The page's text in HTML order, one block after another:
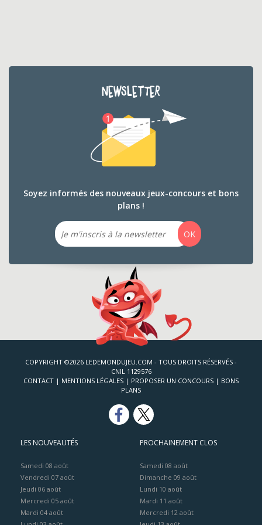
NEWSLETTER
Soyez informés des nouveaux jeux-concours et bons
plans !
Email
OK
COPYRIGHT ©2026 LEDEMONDUJEU.COM - TOUS DROITS RÉSERVÉS -
CNIL 1129576
CONTACT | MENTIONS LÉGALES | PROPOSER UN CONCOURS | BONS
PLANS
LES NOUVEAUTÉS
Samedi 08 août
Vendredi 07 août
Jeudi 06 août
Mercredi 05 août
Mardi 04 août
PROCHAINEMENT CLOS
Samedi 08 août
Dimanche 09 août
Lundi 10 août
Mardi 11 août
Mercredi 12 août